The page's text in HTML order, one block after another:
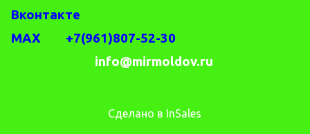
Вконтакте
MAX +7(961)807-52-30
info@mirmoldov.ru
Сделано в InSales